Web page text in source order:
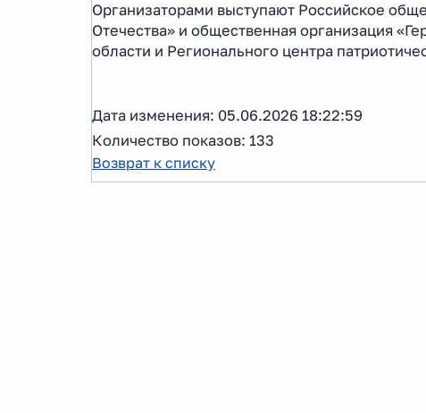
Организаторами выступают Российское
Отечества» и общественная организация
области и Регионального центра
Дата изменения: 05.06.2026 18:22:59
Количество показов: 133
Возврат к списку